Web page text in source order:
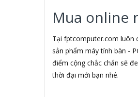
Aardvark
Abel
Abo
ACASIS
Acatel
Acbel
Mua online
Tại fptcomputer.com luôn
sản phẩm máy tính bàn -
điểm cộng chắc chắn sẽ
thời đại mới bạn nhé.